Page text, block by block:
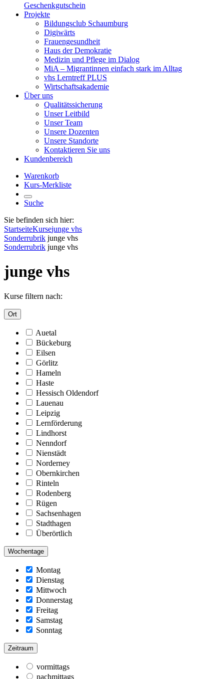
Geschenkgutschein
Projekte
Bildungsclub Schaumburg
Digiwärts
Frauengesundheit
Haus der Demokratie
Medizin und Pflege im Dialog
MiA – Migrantinnen einfach stark im Alltag
vhs Lerntreff PLUS
Wirtschaftsakademie
Über uns
Qualitätssicherung
Unser Leitbild
Unser Team
Unsere Dozenten
Unsere Standorte
Kontaktieren Sie uns
Kundenbereich
Warenkorb
Kurs-Merkliste
Suche
Sie befinden sich hier:
StartseiteKursejunge vhs
Sonderrubrik junge vhs
Sonderrubrik junge vhs
junge vhs
Kurse filtern nach:
Ort
Auetal
Bückeburg
Eilsen
Görlitz
Hameln
Haste
Hessisch Oldendorf
Lauenau
Leipzig
Lernförderung
Lindhorst
Nenndorf
Nienstädt
Norderney
Obernkirchen
Rinteln
Rodenberg
Rügen
Sachsenhagen
Stadthagen
Überörtlich
Wochentage
Montag
Dienstag
Mittwoch
Donnerstag
Freitag
Samstag
Sonntag
Zeitraum
vormittags
nachmittags